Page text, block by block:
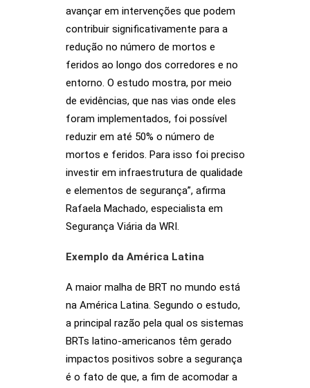
avançar em intervenções que podem
contribuir significativamente para a
redução no número de mortos e
feridos ao longo dos corredores e no
entorno. O estudo mostra, por meio
de evidências, que nas vias onde eles
foram implementados, foi possível
reduzir em até 50% o número de
mortos e feridos. Para isso foi preciso
investir em infraestrutura de qualidade
e elementos de segurança”, afirma
Rafaela Machado, especialista em
Segurança Viária da WRI.
Exemplo da América Latina
A maior malha de BRT no mundo está
na América Latina. Segundo o estudo,
a principal razão pela qual os sistemas
BRTs latino-americanos têm gerado
impactos positivos sobre a segurança
é o fato de que, a fim de acomodar a